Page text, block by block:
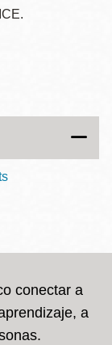
conectar a
a